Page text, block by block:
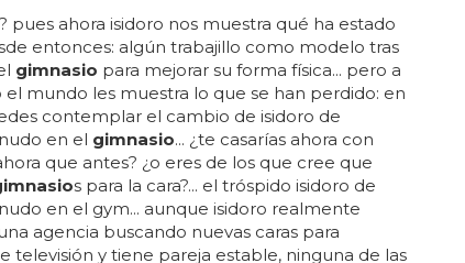
pues ahora isidoro nos muestra qué ha estado
entonces: algún trabajillo como modelo tras
gimnasio para mejorar su forma física... pero a
el mundo les muestra lo que se han perdido: en
contemplar el cambio de isidoro de
en el gimnasio... ¿te casarías ahora con
que antes? ¿o eres de los que cree que
s para la cara?... el tróspido isidoro de
en el gym... aunque isidoro realmente
agencia buscando nuevas caras para
televisión y tiene pareja estable, ninguna de las